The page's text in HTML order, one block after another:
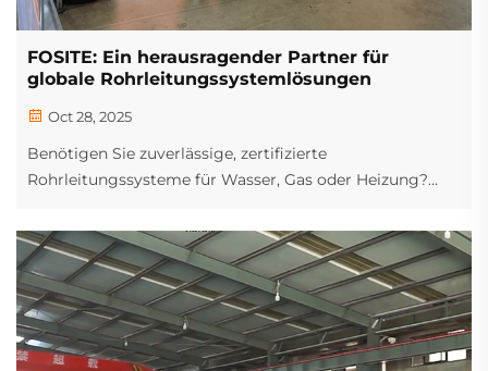
FOSITE: Ein herausragender Partner für
globale Rohrleitungssystemlösungen
Oct 28, 2025
Benötigen Sie zuverlässige, zertifizierte
Rohrleitungssysteme für Wasser, Gas oder Heizung?
und Verbundrohre. OEM/ODM unterstützt – fordern Sie
noch heute ein Angebot an.